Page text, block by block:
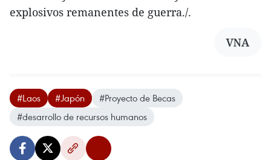
explosivos remanentes de guerra./.
VNA
#Laos #Japón
#Proyecto de Becas
#desarrollo de recursos humanos